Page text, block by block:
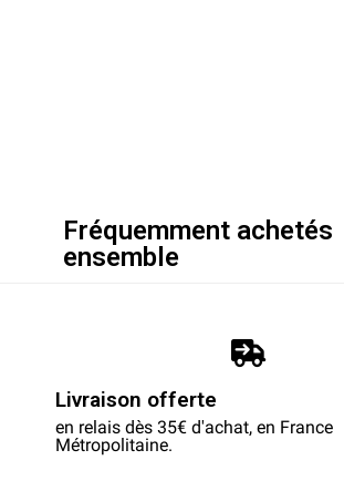
Fréquemment achetés
ensemble
Livraison offerte
en relais dès 35€ d'achat, en France
Métropolitaine.